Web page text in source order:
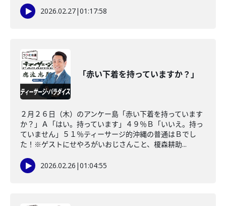
2026.02.27|01:17:58
「赤い下着を持っていますか？」
２月２６日（木）のアンケー島「赤い下着を持っています
か？」Ａ「はい。持っています」４９％Ｂ「いいえ。持っ
ていません」５１％ティーサージ的沖縄の普通はＢでし
た！※ゲストにせやろがいおじさんこと、榎森耕助...
2026.02.26 |01:04:55